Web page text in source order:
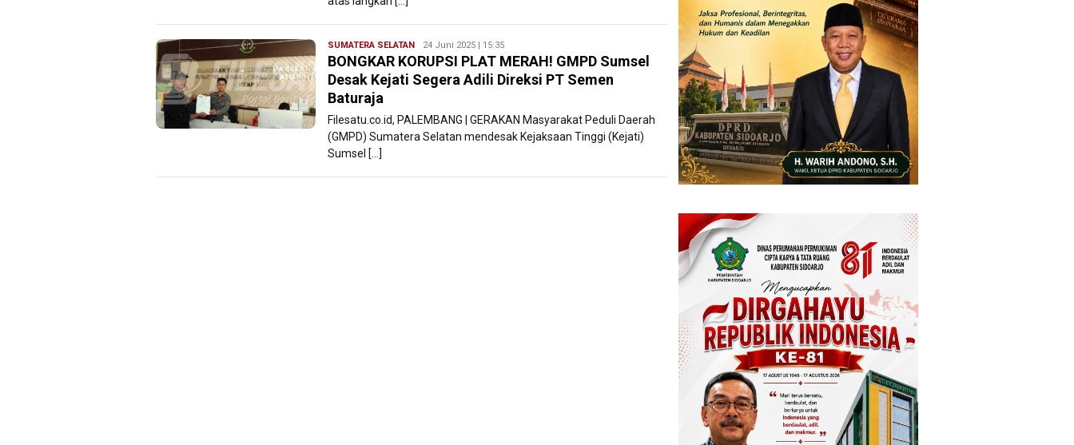
SUMATERA SELATAN
Ryan
Karawang
24 Juni 2025 | 15:35
BONGKAR KORUPSI PLAT MERAH! GMPD Sumsel
Desak Kejati Segera Adili Direksi PT Semen
Baturaja
Filesatu.co.id, PALEMBANG | GERAKAN Masyarakat Peduli Daerah
(GMPD) Sumatera Selatan mendesak Kejaksaan Tinggi (Kejati)
Sumsel […]